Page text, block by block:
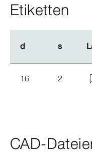
Etiketten
d s
d s
16 2
CAD-